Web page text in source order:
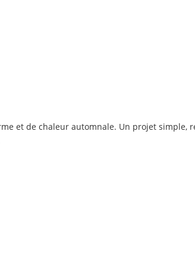
et de chaleur automnale. Un projet simple,